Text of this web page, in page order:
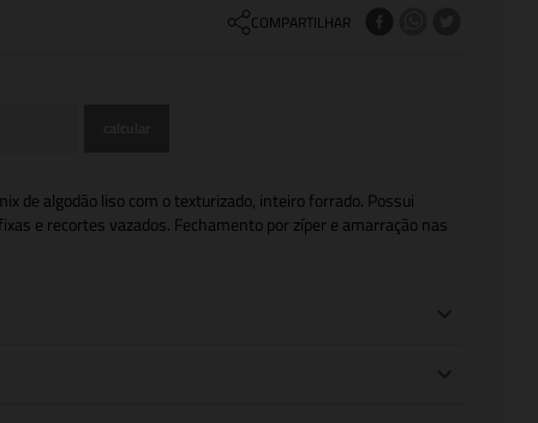
COMPARTILHAR
de algodão liso com o texturizado, inteiro forrado. Possui
e recortes vazados. Fechamento por zíper e amarração nas